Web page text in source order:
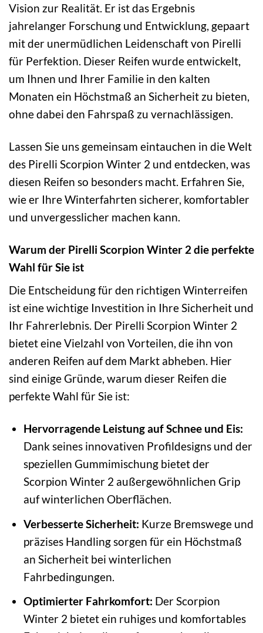
Vision zur Realität. Er ist das Ergebnis
jahrelanger Forschung und Entwicklung, gepaart
mit der unermüdlichen Leidenschaft von Pirelli
für Perfektion. Dieser Reifen wurde entwickelt,
um Ihnen und Ihrer Familie in den kalten
Monaten ein Höchstmaß an Sicherheit zu bieten,
ohne dabei den Fahrspaß zu vernachlässigen.
Lassen Sie uns gemeinsam eintauchen in die Welt
des Pirelli Scorpion Winter 2 und entdecken, was
diesen Reifen so besonders macht. Erfahren Sie,
wie er Ihre Winterfahrten sicherer, komfortabler
und unvergesslicher machen kann.
Warum der Pirelli Scorpion Winter 2 die perfekte
Wahl für Sie ist
Die Entscheidung für den richtigen Winterreifen
ist eine wichtige Investition in Ihre Sicherheit und
Ihr Fahrerlebnis. Der Pirelli Scorpion Winter 2
bietet eine Vielzahl von Vorteilen, die ihn von
anderen Reifen auf dem Markt abheben. Hier
sind einige Gründe, warum dieser Reifen die
perfekte Wahl für Sie ist:
Hervorragende Leistung auf Schnee und Eis:
Dank seines innovativen Profildesigns und der
speziellen Gummimischung bietet der
Scorpion Winter 2 außergewöhnlichen Grip
auf winterlichen Oberflächen.
Verbesserte Sicherheit: Kurze Bremswege und
präzises Handling sorgen für ein Höchstmaß
an Sicherheit bei winterlichen
Fahrbedingungen.
Optimierter Fahrkomfort: Der Scorpion
Winter 2 bietet ein ruhiges und komfortables